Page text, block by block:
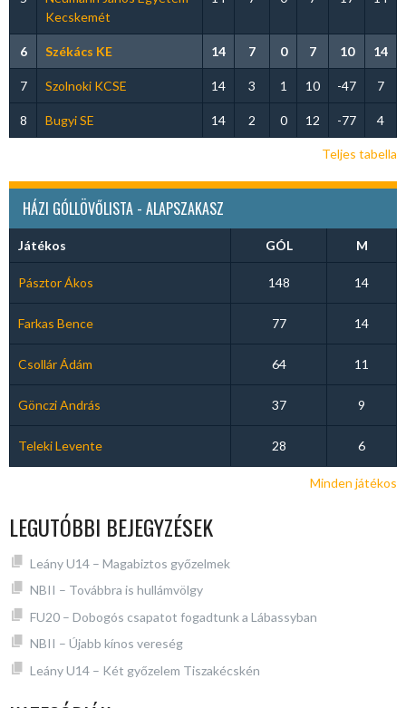
Kecskemét
6 Székács KE 14 7 0 7 10 14
7 Szolnoki KCSE 14 3 1 10 -47 7
8 Bugyi SE 14 2 0 12 -77 4
Teljes tabella
HÁZI GÓLLÖVŐLISTA - ALAPSZAKASZ
Játékos GÓL M
Pásztor Ákos 148 14
Farkas Bence 77 14
Csollár Ádám 64 11
Gönczi András 37 9
Teleki Levente 28 6
Minden játékos
LEGUTÓBBI BEJEGYZÉSEK
Leány U14 – Magabiztos győzelmek
NBII – Továbbra is hullámvölgy
FU20 – Dobogós csapatot fogadtunk a Lábassyban
NBII – Újabb kínos vereség
Leány U14 – Két győzelem Tiszakécskén